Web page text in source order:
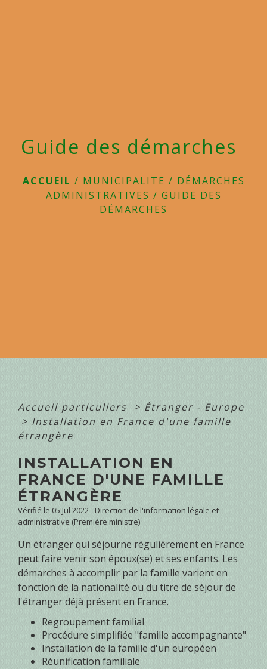
Guide des démarches
ACCUEIL / MUNICIPALITE / DÉMARCHES
ADMINISTRATIVES / GUIDE DES
DÉMARCHES
Accueil particuliers > Étranger - Europe
> Installation en France d'une famille
étrangère
INSTALLATION EN
FRANCE D'UNE FAMILLE
ÉTRANGÈRE
Vérifié le 05 Jul 2022 - Direction de l'information légale et
administrative (Première ministre)
Un étranger qui séjourne régulièrement en France
peut faire venir son époux(se) et ses enfants. Les
démarches à accomplir par la famille varient en
fonction de la nationalité ou du titre de séjour de
l'étranger déjà présent en France.
Regroupement familial
Procédure simplifiée "famille accompagnante"
Installation de la famille d'un européen
Réunification familiale